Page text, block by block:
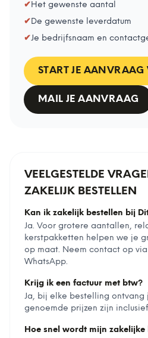
✔Het gewenste aantal
✔De gewenste leverdatum
✔Je bedrijfsnaam en
START JE AANVRAAG
MAIL JE AANVRAAG
VEELGESTELDE
ZAKELIJK BESTELLEN
Kan ik zakelijk bestellen bij
Ja. Voor grotere aantallen,
kerstpakketten helpen we je
op maat. Neem contact op
WhatsApp.
Krijg ik een factuur met btw?
Ja, bij elke bestelling ontvang
genoemde prijzen zijn
Hoe snel wordt mijn